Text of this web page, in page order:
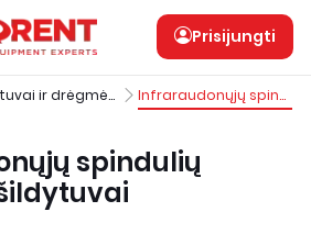
Prisijungti
Šildytuvai ir drėgmės surinkėjai Infraraudonųjų spindulių dyzeliniai šildytuvai
spindulių